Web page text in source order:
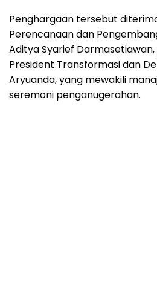
Penghargaan tersebut
Perencanaan dan
Aditya Syarief
President Transformasi dan
Aryuanda, yang mewakili
seremoni penganugerahan.